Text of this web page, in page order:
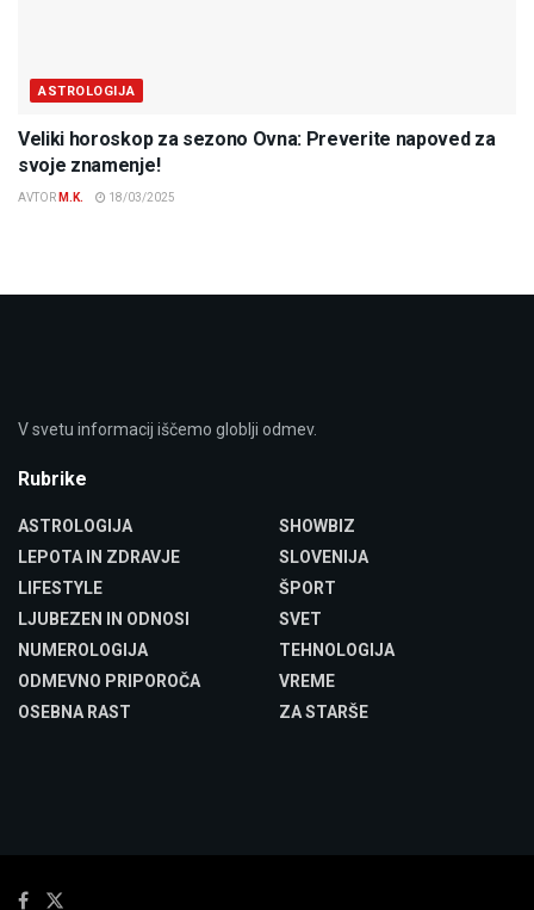
ASTROLOGIJA
Veliki horoskop za sezono Ovna: Preverite napoved za
svoje znamenje!
AVTOR M.K. 18/03/2025
V svetu informacij iščemo globlji odmev.
Rubrike
ASTROLOGIJA
LEPOTA IN ZDRAVJE
LIFESTYLE
LJUBEZEN IN ODNOSI
NUMEROLOGIJA
ODMEVNO PRIPOROČA
OSEBNA RAST
SHOWBIZ
SLOVENIJA
ŠPORT
SVET
TEHNOLOGIJA
VREME
ZA STARŠE